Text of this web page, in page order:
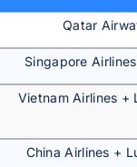
Qatar
Singapore
Vietnam Airlines +
China Airlines +